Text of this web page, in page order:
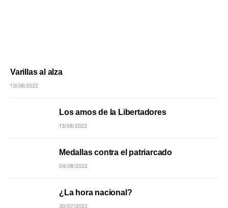
Varillas al alza
13/08/2022
Los amos de la Libertadores
13/08/2022
Medallas contra el patriarcado
04/08/2022
¿La hora nacional?
30/07/2022